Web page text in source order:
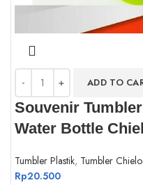
ADD TO
Souvenir
Water Bottle
Tumbler Plastik, Tumbler
Rp20.500